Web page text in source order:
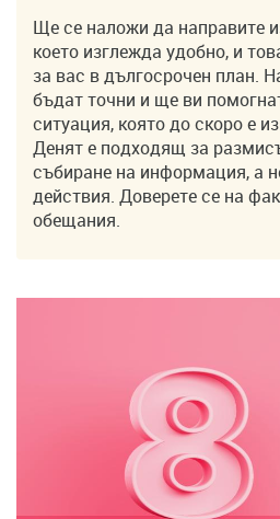
Ще се наложи да направите
което изглежда удобно, и
за вас в дългосрочен план.
бъдат точни и ще ви
ситуация, която до скоро е
Денят е подходящ за
събиране на информация, а
действия. Доверете се на
обещания.